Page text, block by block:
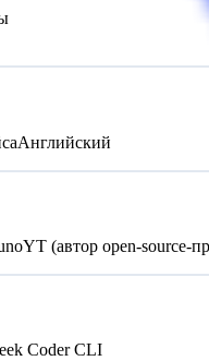
Английский
(автор open-source-
Coder CLI